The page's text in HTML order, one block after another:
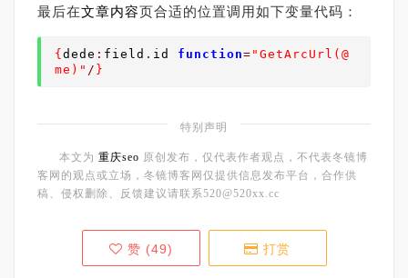
最后在文章内容页合适的位置调用如下变量代码：
{ dede : field . id function= "GetArcUrl(@
me)" / }
特别声明
本文为 重庆seo 原创发布，仅代表作者观点，不代表冬镜博
客网的观点或立场，冬镜博客网仅提供信息发布平台，合作供
稿、侵权删除、反馈建议请联系520@520xx.cc
赞 (49) 打赏